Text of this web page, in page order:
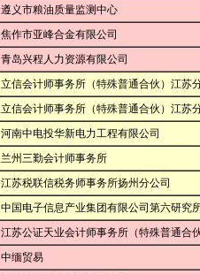
遵义市粮油质量监测中心
焦作市亚峰合金有限公司
青岛兴程人力资源有限公司
立信会计师事务所（特殊普通合伙）江苏
立信会计师事务所（特殊普通合伙）江苏
河南中电投华新电力工程有限公司
兰州三勤会计师事务所
江苏税联信税务师事务所扬州分公司
中国电子信息产业集团有限公司第六研究
江苏公证天业会计师事务所（特殊普通合
中缅贸易